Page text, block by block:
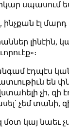
սպասում
ինչքան էլ
լինէին,
էդպէս
են
չի, զի
չեմ տանի,
մօտ կայ նաեւ